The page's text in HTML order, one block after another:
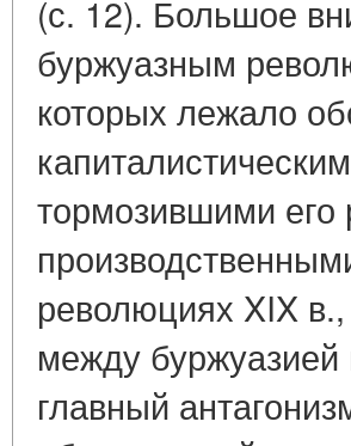
(с. 12). Большое
буржуазным
которых лежало
тормозившими
революциях XIX
между
главный